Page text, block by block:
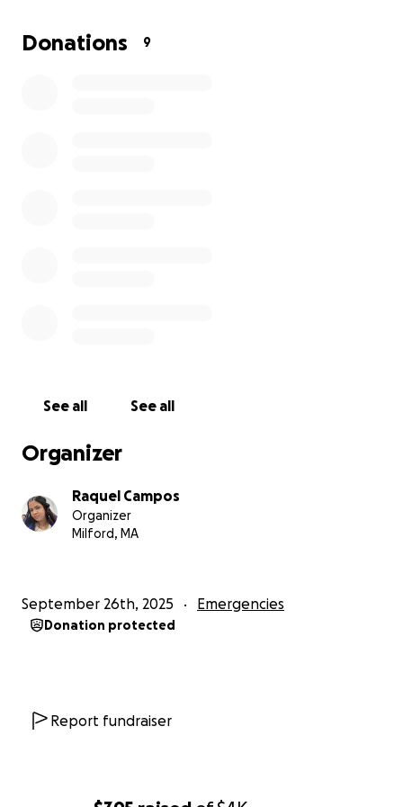
Donations 9
See all See all
Organizer
Raquel Campos
Organizer
Milford, MA
September 26th, 2025 Emergencies
Donation protected
Report fundraiser